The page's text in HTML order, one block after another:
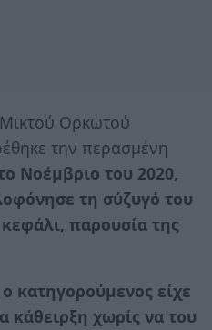
Ορκωτού
την περασμένη
Νοέμβριο του 2020,
τη σύζυγό του
παρουσία της
κατηγορούμενος είχε
κάθειρξη χωρίς να του